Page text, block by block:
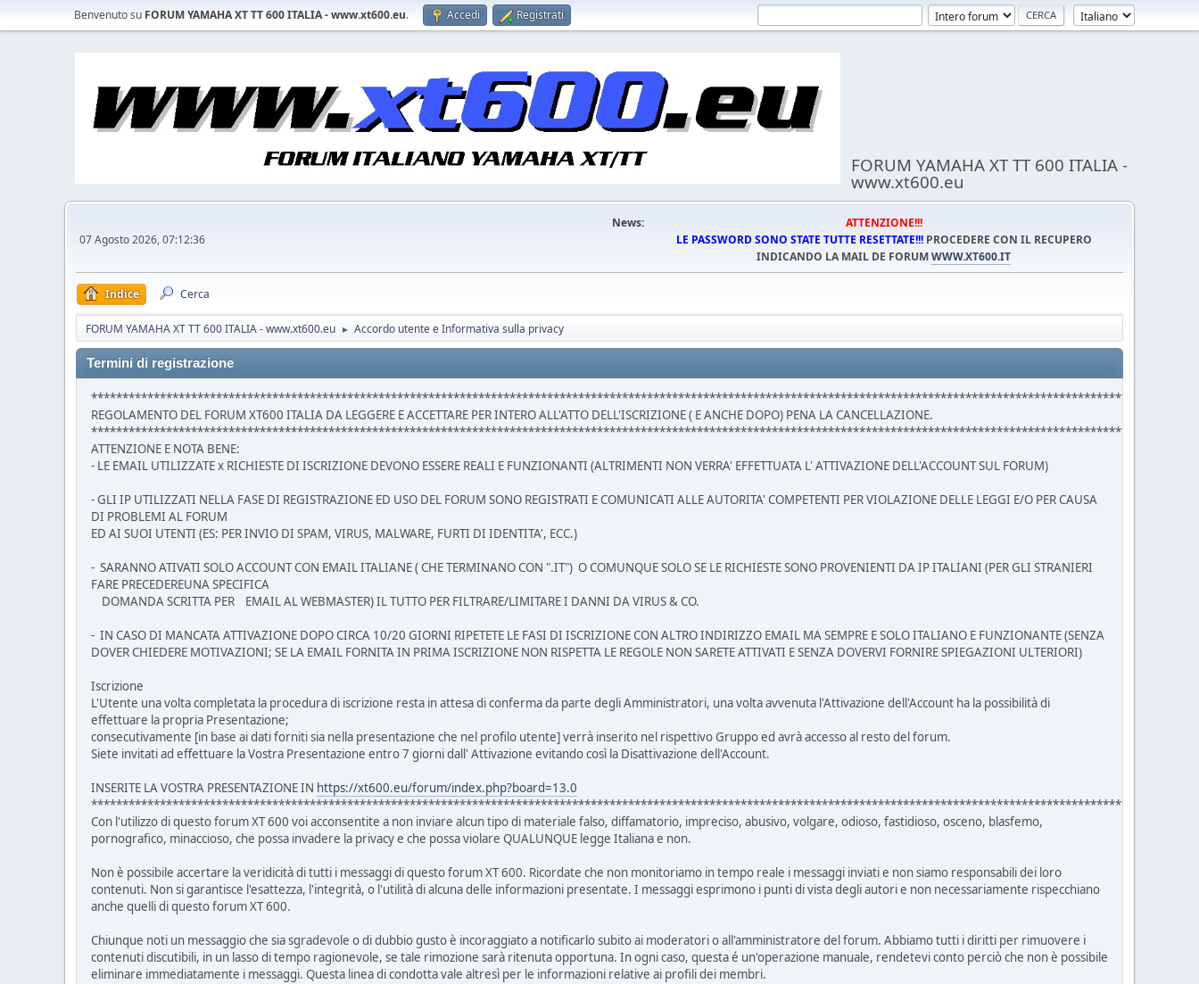
Benvenuto su FORUM YAMAHA XT TT 600 ITALIA - www.xt600.eu. Accedi Registrati
FORUM YAMAHA XT TT 600 ITALIA -
www.xt600.eu
07 Agosto 2026, 07:12:36
News:
ATTENZIONE!!!
LE PASSWORD SONO STATE TUTTE RESETTATE!!!PROCEDERE CON IL RECUPERO
INDICANDO LA MAIL DE FORUMWWW.XT600.IT
Indice Cerca
FORUM YAMAHA XT TT 600 ITALIA - www.xt600.eu ► Accordo utente e Informativa sulla privacy
Termini di registrazione
REGOLAMENTO DEL FORUM XT600 ITALIA DA LEGGERE E ACCETTARE PER INTERO ALL'ATTO DELL'ISCRIZIONE ( E ANCHE DOPO) PENA LA CANCELLAZIONE.
ATTENZIONE E NOTA BENE:
- LE EMAIL UTILIZZATE x RICHIESTE DI ISCRIZIONE DEVONO ESSERE REALI E FUNZIONANTI (ALTRIMENTI NON VERRA' EFFETTUATA L' ATTIVAZIONE DELL'ACCOUNT SUL FORUM)
- GLI IP UTILIZZATI NELLA FASE DI REGISTRAZIONE ED USO DEL FORUM SONO REGISTRATI E COMUNICATI ALLE AUTORITA' COMPETENTI PER VIOLAZIONE DELLE LEGGI E/O PER CAUSA
DI PROBLEMI AL FORUM
ED AI SUOI UTENTI (ES: PER INVIO DI SPAM, VIRUS, MALWARE, FURTI DI IDENTITA', ECC.)
- SARANNO ATIVATI SOLO ACCOUNT CON EMAIL ITALIANE ( CHE TERMINANO CON ".IT") O COMUNQUE SOLO SE LE RICHIESTE SONO PROVENIENTI DA IP ITALIANI (PER GLI STRANIERI
FARE PRECEDEREUNA SPECIFICA
DOMANDA SCRITTA PER EMAIL AL WEBMASTER) IL TUTTO PER FILTRARE/LIMITARE I DANNI DA VIRUS & CO.
- IN CASO DI MANCATA ATTIVAZIONE DOPO CIRCA 10/20 GIORNI RIPETETE LE FASI DI ISCRIZIONE CON ALTRO INDIRIZZO EMAIL MA SEMPRE E SOLO ITALIANO E FUNZIONANTE (SENZA
DOVER CHIEDERE MOTIVAZIONI; SE LA EMAIL FORNITA IN PRIMA ISCRIZIONE NON RISPETTA LE REGOLE NON SARETE ATTIVATI E SENZA DOVERVI FORNIRE SPIEGAZIONI ULTERIORI)
Iscrizione
L'Utente una volta completata la procedura di iscrizione resta in attesa di conferma da parte degli Amministratori, una volta avvenuta l'Attivazione dell'Account ha la possibilità di
effettuare la propria Presentazione;
consecutivamente [in base ai dati forniti sia nella presentazione che nel profilo utente] verrà inserito nel rispettivo Gruppo ed avrà accesso al resto del forum.
Siete invitati ad effettuare la Vostra Presentazione entro 7 giorni dall' Attivazione evitando così la Disattivazione dell'Account.
INSERITE LA VOSTRA PRESENTAZIONE IN https://xt600.eu/forum/index.php?board=13.0
Con l'utilizzo di questo forum XT 600 voi acconsentite a non inviare alcun tipo di materiale falso, diffamatorio, impreciso, abusivo, volgare, odioso, fastidioso, osceno, blasfemo,
pornografico, minaccioso, che possa invadere la privacy e che possa violare QUALUNQUE legge Italiana e non.
Non è possibile accertare la veridicità di tutti i messaggi di questo forum XT 600. Ricordate che non monitoriamo in tempo reale i messaggi inviati e non siamo responsabili dei loro
contenuti. Non si garantisce l'esattezza, l'integrità, o l'utilità di alcuna delle informazioni presentate. I messaggi esprimono i punti di vista degli autori e non necessariamente rispecchiano
anche quelli di questo forum XT 600.
Chiunque noti un messaggio che sia sgradevole o di dubbio gusto è incoraggiato a notificarlo subito ai moderatori o all'amministratore del forum. Abbiamo tutti i diritti per rimuovere i
contenuti discutibili, in un lasso di tempo ragionevole, se tale rimozione sarà ritenuta opportuna. In ogni caso, questa é un'operazione manuale, rendetevi conto perciò che non è possibile
eliminare immediatamente i messaggi. Questa linea di condotta vale altresì per le informazioni relative ai profili dei membri.